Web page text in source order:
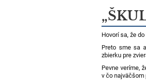
Hovorí sa, že
Preto sme sa
zbierku pre
Pevne veríme,
v čo najväčšom